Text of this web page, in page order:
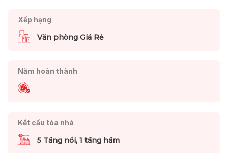
Xếp hạng
Văn phòng Giá Rẻ
Năm hoàn thành
Kết cấu tòa nhà
5 Tầng nổi, 1 tầng hầm